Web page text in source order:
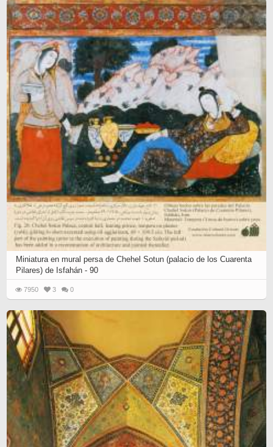
Miniatura en mural persa de Chehel Sotun (palacio de los Cuarenta
Pilares) de Isfahán - 90
7950 3 0